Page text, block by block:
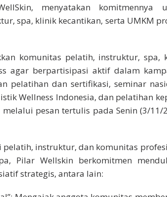
menyatakan komitmennya
spa, klinik kecantikan, serta UMKM
komunitas pelatih, instruktur, spa,
agar berpartisipasi aktif dalam
pelatihan dan sertifikasi, seminar
Wellness Indonesia, dan pelatihan
pesan tertulis pada Senin (3/11/
pelatih, instruktur, dan komunitas
Pilar Wellskin berkomitmen
strategis, antara lain: